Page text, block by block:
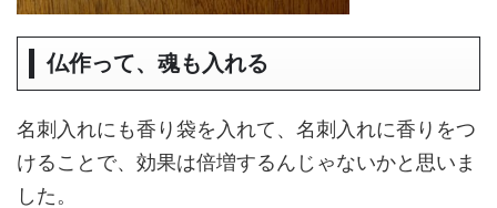
仏作って、魂も入れる
名刺入れにも香り袋を入れて、名刺入れに香りをつ
けることで、効果は倍増するんじゃないかと思いま
した。